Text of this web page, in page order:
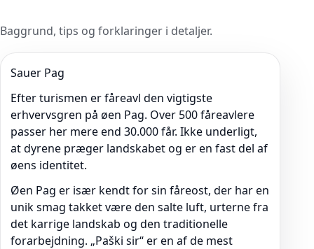
Baggrund, tips og forklaringer i detaljer.
Sauer Pag
Efter turismen er fåreavl den vigtigste
erhvervsgren på øen Pag. Over 500 fåreavlere
passer her mere end 30.000 får. Ikke underligt,
at dyrene præger landskabet og er en fast del af
øens identitet.
Øen Pag er især kendt for sin fåreost, der har en
unik smag takket være den salte luft, urterne fra
det karrige landskab og den traditionelle
forarbejdning. „Paški sir“ er en af de mest